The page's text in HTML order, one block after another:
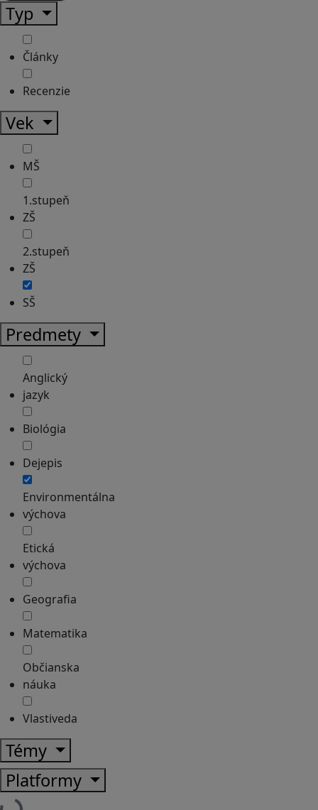
Typ
Články
Recenzie
Vek
MŠ
1.stupeň
ZŠ
2.stupeň
ZŠ
SŠ
Predmety
Anglický
jazyk
Biológia
Dejepis
Environmentálna
výchova
Etická
výchova
Geografia
Matematika
Občianska
náuka
Vlastiveda
Témy
Platformy